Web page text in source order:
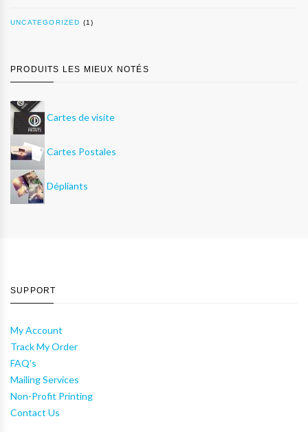
UNCATEGORIZED (1)
PRODUITS LES MIEUX NOTÉS
Cartes de visite
Cartes Postales
Dépliants
SUPPORT
My Account
Track My Order
FAQ's
Mailing Services
Non-Profit Printing
Contact Us